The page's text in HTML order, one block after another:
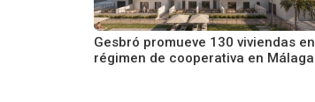
Gesbró promueve 130 viviendas en
régimen de cooperativa en Málaga